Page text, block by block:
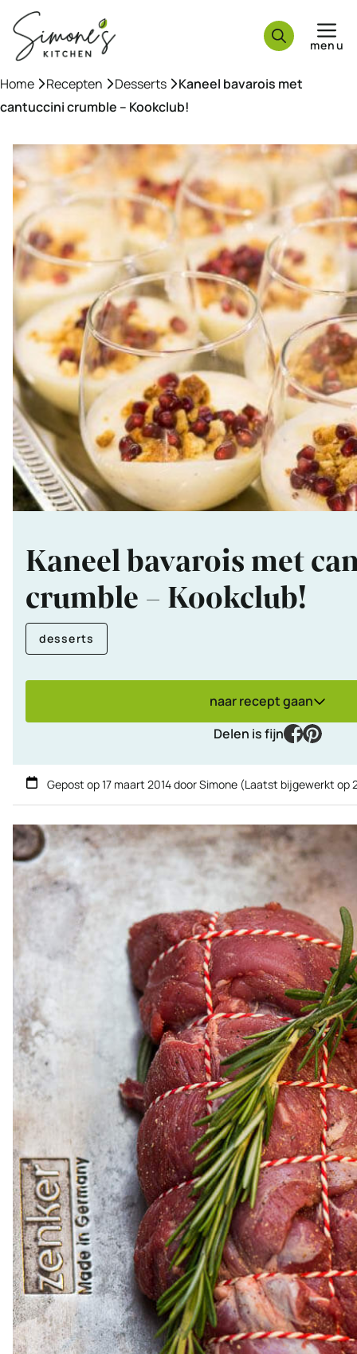
naar
inhoud
menu
Home »Recepten »Desserts »Kaneel bavarois met
cantuccini crumble – Kookclub!
Kaneel bavarois met
crumble – Kookclub!
desserts
naar recept gaan
Delen is fijn
facebook
Gepost op17 maart 2014doorSimone (Laatst bijgewerkt op